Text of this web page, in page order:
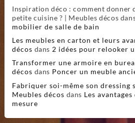
Inspiration déco : comment donner
petite cuisine ? | Meubles décos
mobilier de salle de bain
Les meubles en carton et leurs
décos dans 2 idées pour relooker
Transformer une armoire en
décos dans Poncer un meuble
Fabriquer soi-même son dressing
Meubles décos dans Les
mesure